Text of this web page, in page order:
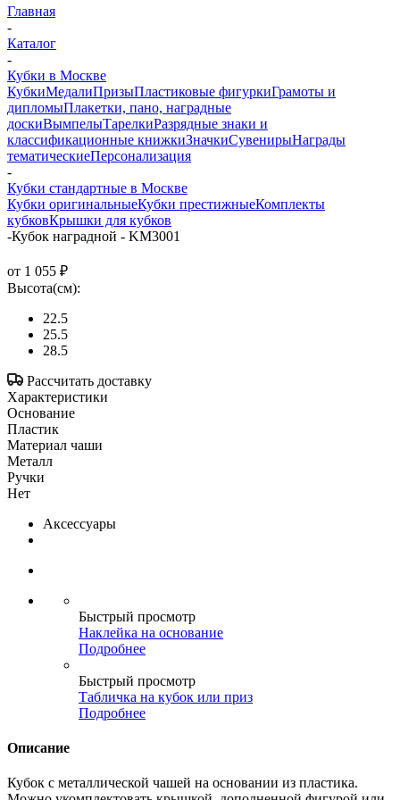
Главная
-
Каталог
-
Кубки в Москве
КубкиМедалиПризыПластиковые фигуркиГрамоты и
дипломыПлакетки, пано, наградные
доскиВымпелыТарелкиРазрядные знаки и
классификационные книжкиЗначкиСувенирыНаграды
тематическиеПерсонализация
-
Кубки стандартные в Москве
Кубки оригинальныеКубки престижныеКомплекты
кубковКрышки для кубков
-Кубок наградной - KM3001
от 1 055 ₽
Высота(см):
22.5
25.5
28.5
Рассчитать доставку
Характеристики
Основание
Пластик
Материал чаши
Металл
Ручки
Нет
Аксессуары
Быстрый просмотр
Наклейка на основание
Подробнее
Быстрый просмотр
Табличка на кубок или приз
Подробнее
Описание
Кубок с металлической чашей на основании из пластика.